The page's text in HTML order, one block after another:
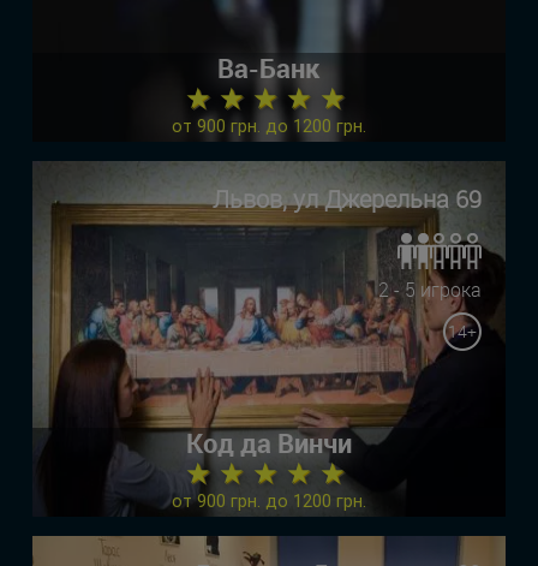
Ва-Банк
★ ★ ★ ★ ★
от 900 грн. до 1200 грн.
Львов, ул Джерельна 69
2 - 5 игрока
14+
Код да Винчи
★ ★ ★ ★ ★
от 900 грн. до 1200 грн.